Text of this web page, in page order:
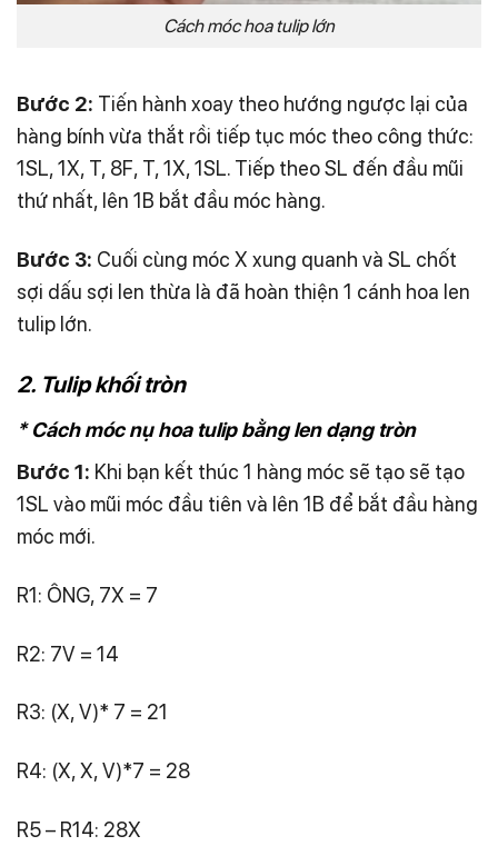
Cách móc hoa tulip lớn
Bước 2: Tiến hành xoay theo hướng ngược lại của
hàng bính vừa thắt rồi tiếp tục móc theo công thức:
1SL, 1X, T, 8F, T, 1X, 1SL. Tiếp theo SL đến đầu mũi
thứ nhất, lên 1B bắt đầu móc hàng.
Bước 3: Cuối cùng móc X xung quanh và SL chốt
sợi dấu sợi len thừa là đã hoàn thiện 1 cánh hoa len
tulip lớn.
2. Tulip khối tròn
* Cách móc nụ hoa tulip bằng len dạng tròn
Bước 1: Khi bạn kết thúc 1 hàng móc sẽ tạo sẽ tạo
1SL vào mũi móc đầu tiên và lên 1B để bắt đầu hàng
móc mới.
R1: ÔNG, 7X = 7
R2: 7V = 14
R3: (X, V)* 7 = 21
R4: (X, X, V)*7 = 28
R5 – R14: 28X